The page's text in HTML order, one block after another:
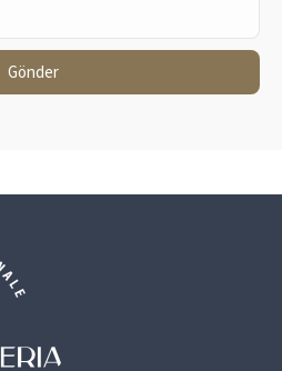
Gönder